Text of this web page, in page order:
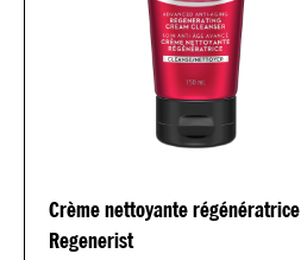
Crème nettoyante régénératrice
Regenerist